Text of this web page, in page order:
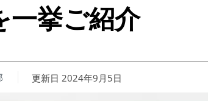
一挙ご紹介
更新日 2024年9月5日